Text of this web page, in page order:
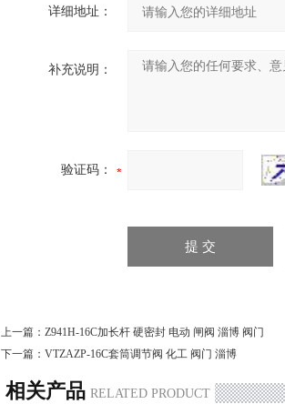
详细地址：
补充说明：
验证码：
上一篇： Z941H-16C加长杆 硬密封 电动 闸阀 淄博 阀门
下一篇： VTZAZP-16C套筒调节阀 化工 阀门 淄博
相关产品 RELATED PRODUCT